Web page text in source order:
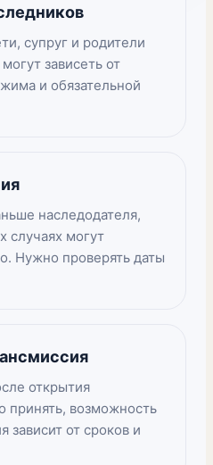
супруг и родители
зависеть от
и обязательной
наследодателя,
случаях могут
Нужно проверять даты
открытия
принять, возможность
зависит от сроков и